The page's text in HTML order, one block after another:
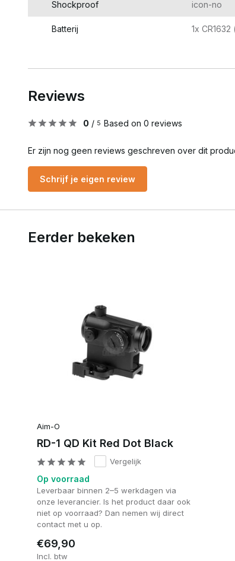
Shockproof icon-no
Batterij 1x
Reviews
0 / 5 Based on 0 reviews
Er zijn nog geen reviews geschreven over dit
Schrijf je eigen review
Eerder bekeken
Aim-O
RD-1 QD Kit Red Dot Black
Vergelijk
Op voorraad
Leverbaar binnen 2–5 werkdagen via
onze leverancier. Is het product daar ook
niet op voorraad? Dan nemen wij direct
contact met u op.
€69,90
Incl. btw